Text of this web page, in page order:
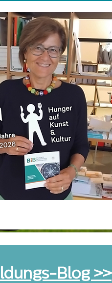
Blog >>